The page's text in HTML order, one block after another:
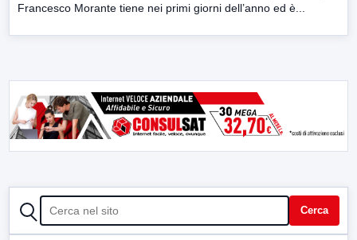
Francesco Morante tiene nei primi giorni dell’anno ed è...
CERCA Cerca